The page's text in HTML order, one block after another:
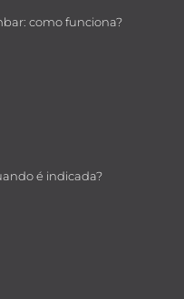
como funciona?
é indicada?